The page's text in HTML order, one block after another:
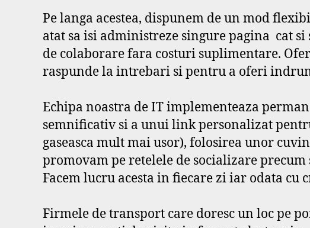
Pe langa acestea, dispunem de un mod
atat sa isi administreze singure pagina cat
de colaborare fara costuri suplimentare.
raspunde la intrebari si pentru a oferi
Echipa noastra de IT implementeaza
semnificativ si a unui link personalizat
gaseasca mult mai usor), folosirea unor
promovam pe retelele de socializare
Facem lucru acesta in fiecare zi iar odata cu
Firmele de transport care doresc un loc pe